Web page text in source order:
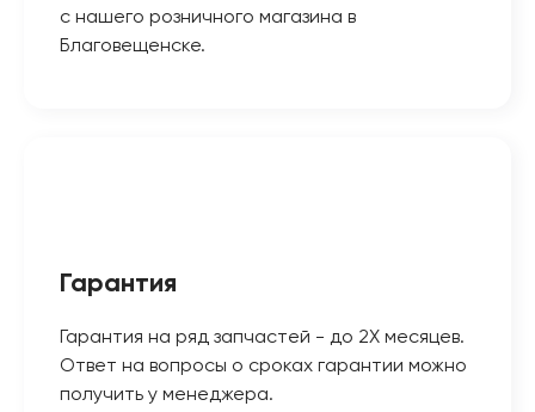
с нашего розничного магазина в
Благовещенске.
Гарантия
Гарантия на ряд запчастей - до 2Х месяцев.
Ответ на вопросы о сроках гарантии можно
получить у менеджера.